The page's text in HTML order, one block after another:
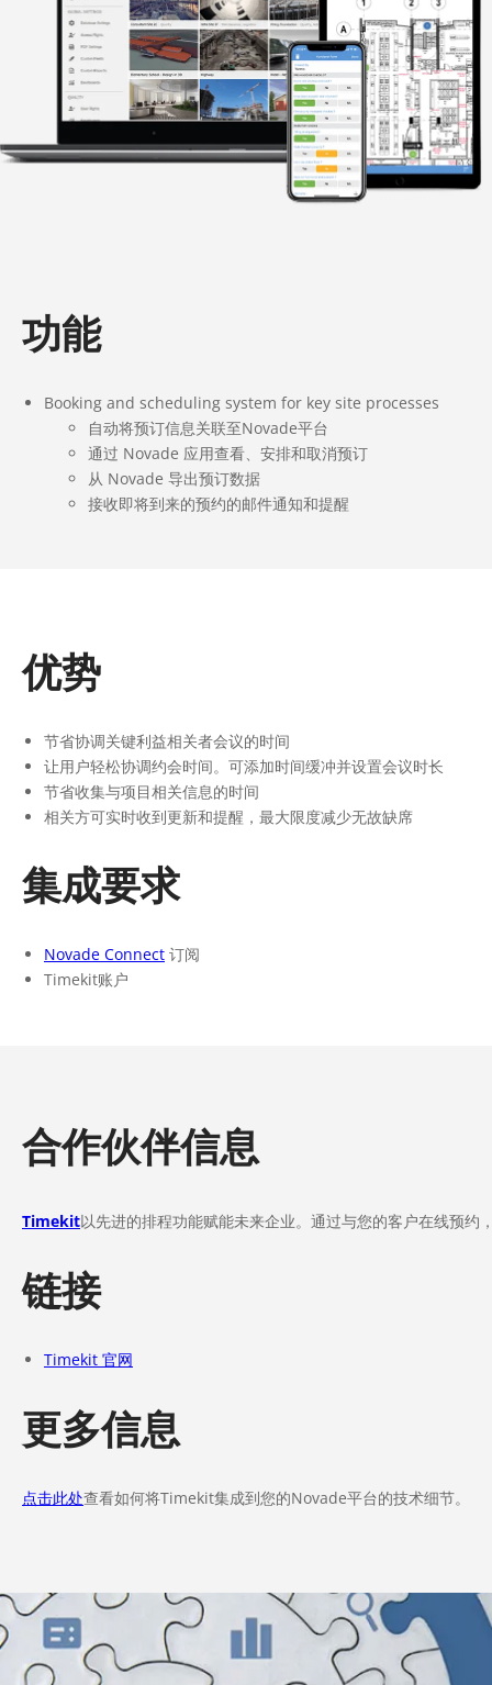
功能
Booking and scheduling system for key site processes
自动将预订信息关联至Novade平台
通过 Novade 应用查看、安排和取消预订
从 Novade 导出预订数据
接收即将到来的预约的邮件通知和提醒
优势
节省协调关键利益相关者会议的时间
让用户轻松协调约会时间。可添加时间缓冲并设置会议时长
节省收集与项目相关信息的时间
相关方可实时收到更新和提醒，最大限度减少无故缺席
集成要求
Novade Connect 订阅
Timekit账户
合作伙伴信息
Timekit以先进的排程功能赋能未来企业。通过与您的客户在线预约
链接
Timekit 官网
更多信息
点击此处查看如何将Timekit集成到您的Novade平台的技术细节。